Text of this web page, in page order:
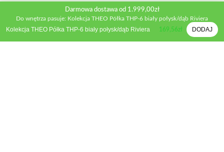
Polityka prywatności
Regulamin sklepu
Metody płatności
Zwroty i wymiana
Darmowa dostawa od 1.999,00zł
Do wnętrza pasuje: Kolekcja THEO Półka THP-6 biały połysk/dąb Riviera
Kolekcja THEO Półka THP-6 biały połysk/dąb Riviera 169,56zł DODAJ